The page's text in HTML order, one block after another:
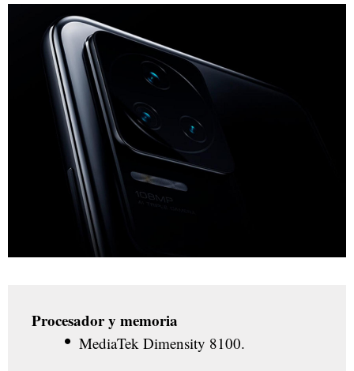
Procesador y memoria
MediaTek Dimensity 8100.